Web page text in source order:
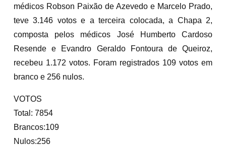
médicos Robson Paixão de Azevedo e Marcelo Prado,
teve 3.146 votos e a terceira colocada, a Chapa 2,
composta pelos médicos José Humberto Cardoso
Resende e Evandro Geraldo Fontoura de Queiroz,
recebeu 1.172 votos. Foram registrados 109 votos em
branco e 256 nulos.
VOTOS
Total: 7854
Brancos:109
Nulos:256